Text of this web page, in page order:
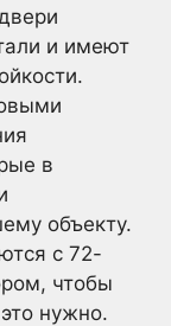
и имеют
в
объекту.
с 72-
чтобы
нужно.